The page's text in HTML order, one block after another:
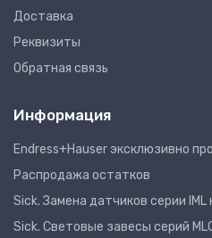
Доставка
Реквизиты
Обратная связь
Информация
Endress+Hauser эксклюзивно
Распродажа остатков
Sick. Замена датчиков серии IML
Sick. Световые завесы серий